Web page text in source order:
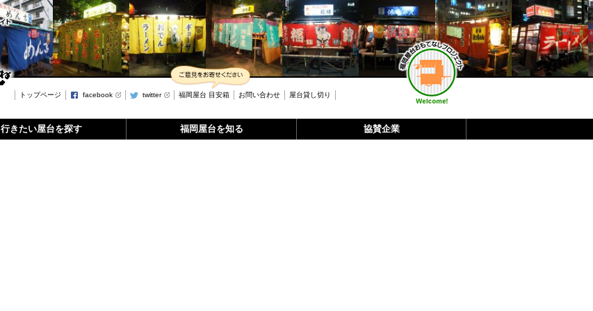
トップページ facebook twitter 福岡屋台 目安箱 お問い合わせ 屋台貸し切り
行きたい屋台を探す 福岡屋台を知る 協賛企業